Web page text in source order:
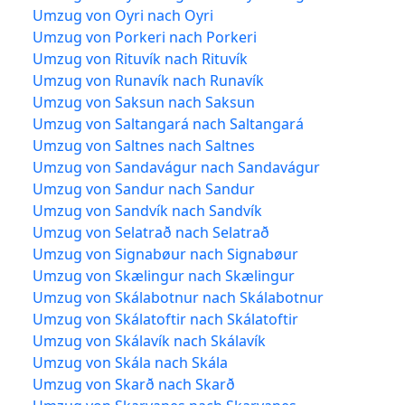
Umzug von Oyri nach Oyri
Umzug von Porkeri nach Porkeri
Umzug von Rituvík nach Rituvík
Umzug von Runavík nach Runavík
Umzug von Saksun nach Saksun
Umzug von Saltangará nach Saltangará
Umzug von Saltnes nach Saltnes
Umzug von Sandavágur nach Sandavágur
Umzug von Sandur nach Sandur
Umzug von Sandvík nach Sandvík
Umzug von Selatrað nach Selatrað
Umzug von Signabøur nach Signabøur
Umzug von Skælingur nach Skælingur
Umzug von Skálabotnur nach Skálabotnur
Umzug von Skálatoftir nach Skálatoftir
Umzug von Skálavík nach Skálavík
Umzug von Skála nach Skála
Umzug von Skarð nach Skarð